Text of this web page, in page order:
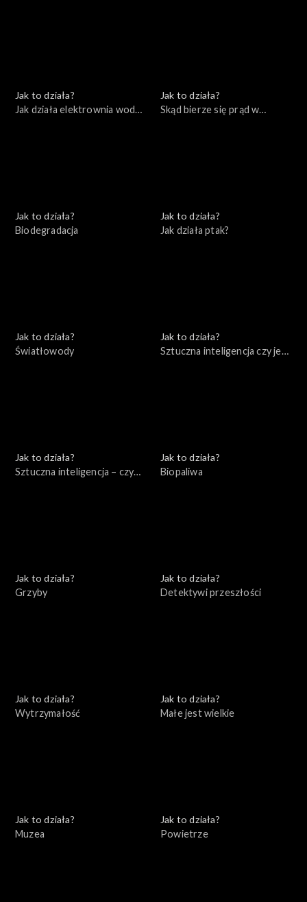
Jak to działa?
Jak działa elektrownia wodna
Jak to działa?
Skąd bierze się prąd w
Jak to działa?
Biodegradacja
Jak to działa?
Jak działa ptak?
Jak to działa?
Światłowody
Jak to działa?
Sztuczna inteligencja czy jest
Jak to działa?
Sztuczna inteligencja – czy
Jak to działa?
Biopaliwa
Jak to działa?
Grzyby
Jak to działa?
Detektywi przeszłości
Jak to działa?
Wytrzymałość
Jak to działa?
Małe jest wielkie
Jak to działa?
Muzea
Jak to działa?
Powietrze